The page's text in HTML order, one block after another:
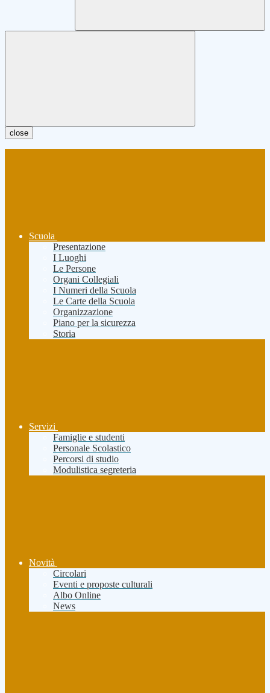
close
Scuola
Presentazione
I Luoghi
Le Persone
Organi Collegiali
I Numeri della Scuola
Le Carte della Scuola
Organizzazione
Piano per la sicurezza
Storia
Servizi
Famiglie e studenti
Personale Scolastico
Percorsi di studio
Modulistica segreteria
Novità
Circolari
Eventi e proposte culturali
Albo Online
News